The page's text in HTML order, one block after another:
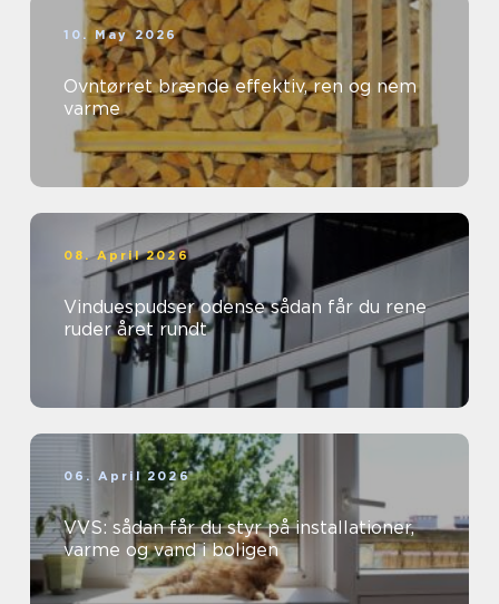
10. May 2026
Ovntørret brænde effektiv, ren og nem
varme
08. April 2026
Vinduespudser odense sådan får du rene
ruder året rundt
06. April 2026
VVS: sådan får du styr på installationer,
varme og vand i boligen